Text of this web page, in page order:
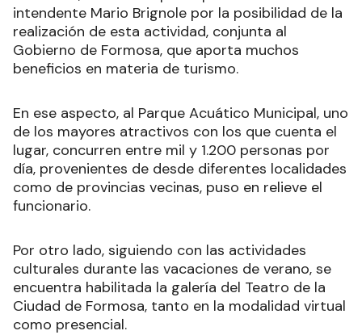
intendente Mario Brignole por la posibilidad de la
realización de esta actividad, conjunta al
Gobierno de Formosa, que aporta muchos
beneficios en materia de turismo.
En ese aspecto, al Parque Acuático Municipal, uno
de los mayores atractivos con los que cuenta el
lugar, concurren entre mil y 1.200 personas por
día, provenientes de desde diferentes localidades
como de provincias vecinas, puso en relieve el
funcionario.
Por otro lado, siguiendo con las actividades
culturales durante las vacaciones de verano, se
encuentra habilitada la galería del Teatro de la
Ciudad de Formosa, tanto en la modalidad virtual
como presencial.